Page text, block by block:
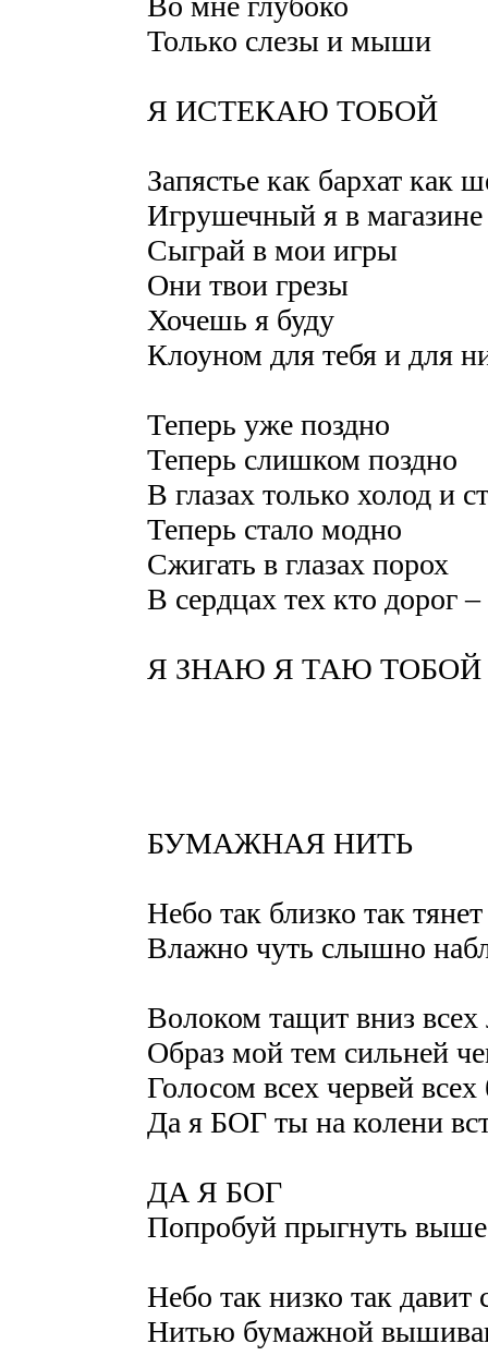
Только слезы и мыши
Я ИСТЕКАЮ ТОБОЙ
Запястье как бархат как
Игрушечный я в
Сыграй в мои игры
Они твои грезы
Хочешь я буду
Клоуном для тебя и для
Теперь уже поздно
Теперь слишком поздно
В глазах только холод и
Теперь стало модно
Сжигать в глазах порох
В сердцах тех кто дорог –
Я ЗНАЮ Я ТАЮ ТОБОЙ
БУМАЖНАЯ НИТЬ
Небо так близко так
Влажно чуть слышно
Волоком тащит вниз
Образ мой тем сильней
Голосом всех червей всех
Да я БОГ ты на колени
ДА Я БОГ
Попробуй прыгнуть выше
Небо так низко так давит
Нитью бумажной